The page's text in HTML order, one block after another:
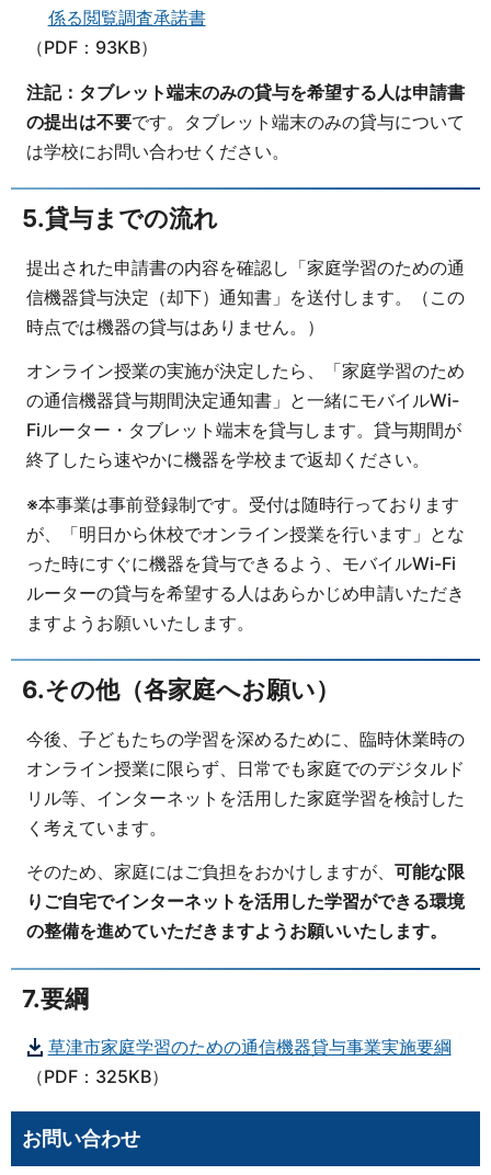
係る閲覧調査承諾書
（PDF：93KB）
注記：タブレット端末のみの貸与を希望する人は申請書
の提出は不要です。タブレット端末のみの貸与について
は学校にお問い合わせください。
5.貸与までの流れ
提出された申請書の内容を確認し「家庭学習のための通
信機器貸与決定（却下）通知書」を送付します。（この
時点では機器の貸与はありません。）
オンライン授業の実施が決定したら、「家庭学習のため
の通信機器貸与期間決定通知書」と一緒にモバイルWi-
Fiルーター・タブレット端末を貸与します。貸与期間が
終了したら速やかに機器を学校まで返却ください。
※本事業は事前登録制です。受付は随時行っております
が、「明日から休校でオンライン授業を行います」とな
った時にすぐに機器を貸与できるよう、モバイルWi-Fi
ルーターの貸与を希望する人はあらかじめ申請いただき
ますようお願いいたします。
6.その他（各家庭へお願い）
今後、子どもたちの学習を深めるために、臨時休業時の
オンライン授業に限らず、日常でも家庭でのデジタルド
リル等、インターネットを活用した家庭学習を検討した
く考えています。
そのため、家庭にはご負担をおかけしますが、 可能な限
りご自宅でインターネットを活用した学習ができる環境
の整備を進めていただきますようお願いいたします。
7.要綱
草津市家庭学習のための通信機器貸与事業実施要綱
（PDF：325KB）
お問い合わせ